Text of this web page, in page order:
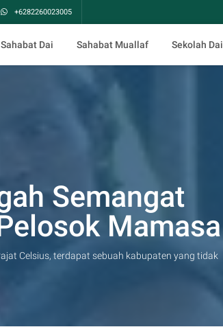
+6282260023005
Sahabat Dai Sahabat Muallaf Sekolah Dai
Semangat
Mamasa
Celsius, terdapat sebuah kabupaten yang tidak